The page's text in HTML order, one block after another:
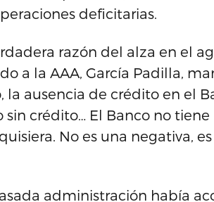
deficitarias.
razón del alza en el
a la AAA, García Padilla,
ausencia de crédito en el
crédito… El Banco no
No es una negativa,
administración había